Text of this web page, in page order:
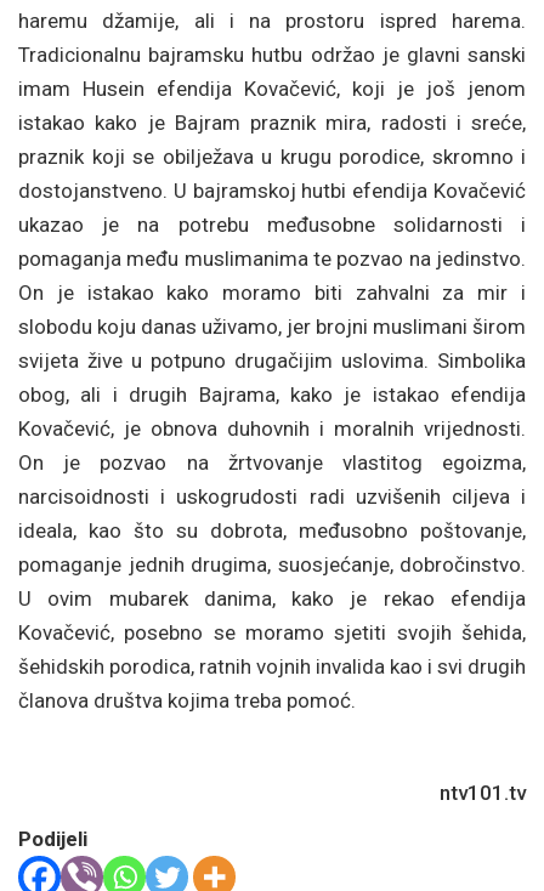
haremu džamije, ali i na prostoru ispred harema.
Tradicionalnu bajramsku hutbu održao je glavni sanski
imam Husein efendija Kovačević, koji je još jenom
istakao kako je Bajram praznik mira, radosti i sreće,
praznik koji se obilježava u krugu porodice, skromno i
dostojanstveno. U bajramskoj hutbi efendija Kovačević
ukazao je na potrebu međusobne solidarnosti i
pomaganja među muslimanima te pozvao na jedinstvo.
On je istakao kako moramo biti zahvalni za mir i
slobodu koju danas uživamo, jer brojni muslimani širom
svijeta žive u potpuno drugačijim uslovima. Simbolika
obog, ali i drugih Bajrama, kako je istakao efendija
Kovačević, je obnova duhovnih i moralnih vrijednosti.
On je pozvao na žrtvovanje vlastitog egoizma,
narcisoidnosti i uskogrudosti radi uzvišenih ciljeva i
ideala, kao što su dobrota, međusobno poštovanje,
pomaganje jednih drugima, suosjećanje, dobročinstvo.
U ovim mubarek danima, kako je rekao efendija
Kovačević, posebno se moramo sjetiti svojih šehida,
šehidskih porodica, ratnih vojnih invalida kao i svi drugih
članova društva kojima treba pomoć.
ntv101.tv
Podijeli